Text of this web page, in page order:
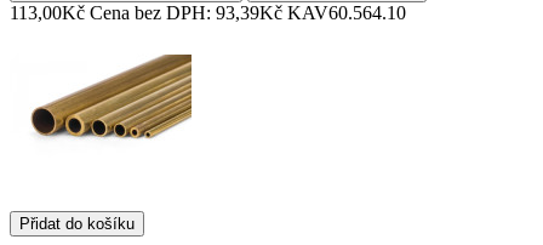
113,00Kč Cena bez DPH: 93,39Kč KAV60.564.10
Přidat do košíku